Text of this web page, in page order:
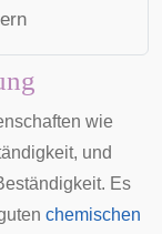
wie
und
Es
chemischen